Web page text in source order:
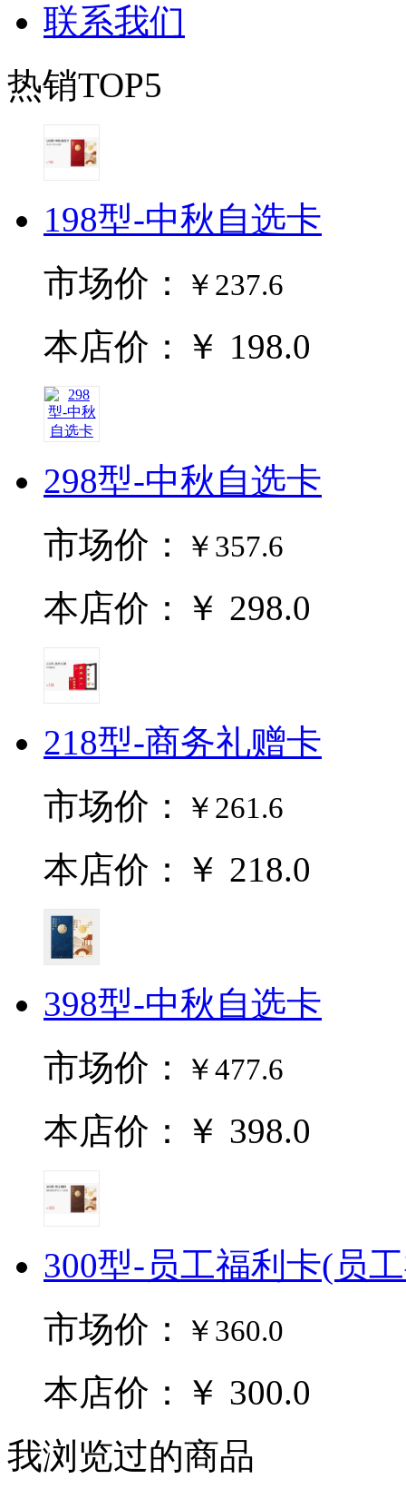
联系我们
热销TOP5
198型-中秋自选卡
市场价：
￥237.6
本店价：￥ 198.0
298型-中秋自选卡
市场价：
￥357.6
本店价：￥ 298.0
218型-商务礼赠卡
市场价：
￥261.6
本店价：￥ 218.0
398型-中秋自选卡
市场价：
￥477.6
本店价：￥ 398.0
300型-员工福利卡(员
市场价：
￥360.0
本店价：￥ 300.0
我浏览过的商品